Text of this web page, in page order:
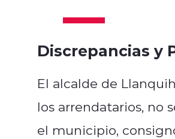
Discrepancias y
El alcalde de
los arrendatarios, no
el municipio,